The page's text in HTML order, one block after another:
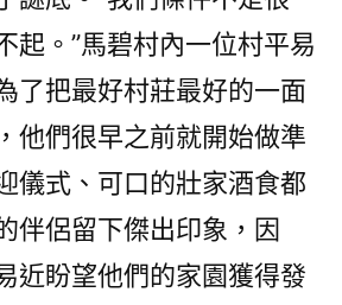
起。”馬碧村內一位村平易
了把最好村莊最好的一面
他們很早之前就開始做準
儀式、可口的壯家酒食都
伴侶留下傑出印象，因
近盼望他們的家園獲得發